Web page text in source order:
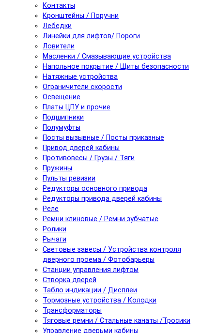
Контакты
Кронштейны / Поручни
Лебедки
Линейки для лифтов/ Пороги
Ловители
Масленки / Смазывающие устройства
Напольное покрытие / Щиты безопасности
Натяжные устройства
Ограничители скорости
Освещение
Платы ЦПУ и прочие
Подшипники
Полумуфты
Посты вызывные / Посты приказные
Привод дверей кабины
Противовесы / Грузы / Тяги
Пружины
Пульты ревизии
Редукторы основного привода
Редукторы привода дверей кабины
Реле
Ремни клиновые / Ремни зубчатые
Ролики
Рычаги
Световые завесы / Устройства контроля
дверного проема / Фотобарьеры
Станции управления лифтом
Створка дверей
Табло индикации / Дисплеи
Тормозные устройства / Колодки
Трансформаторы
Тяговые ремни / Стальные канаты /Тросики
Управление дверьми кабины